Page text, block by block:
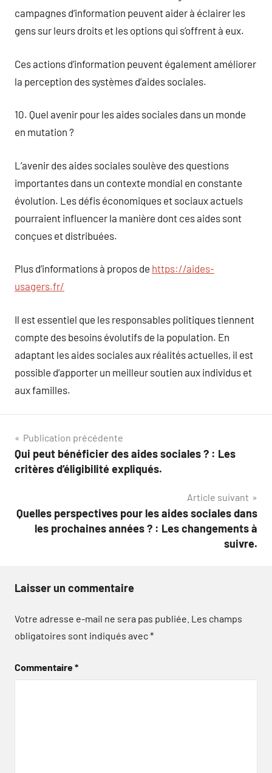
campagnes d’information peuvent aider à éclairer les
gens sur leurs droits et les options qui s’offrent à eux.
Ces actions d’information peuvent également améliorer
la perception des systèmes d’aides sociales.
10. Quel avenir pour les aides sociales dans un monde
en mutation ?
L’avenir des aides sociales soulève des questions
importantes dans un contexte mondial en constante
évolution. Les défis économiques et sociaux actuels
pourraient influencer la manière dont ces aides sont
conçues et distribuées.
Plus d’informations à propos de https://aides-
usagers.fr/
Il est essentiel que les responsables politiques tiennent
compte des besoins évolutifs de la population. En
adaptant les aides sociales aux réalités actuelles, il est
possible d’apporter un meilleur soutien aux individus et
aux familles.
Navigation
de
Publication précédente
Qui peut bénéficier des aides sociales ? : Les
critères d’éligibilité expliqués.
Article suivant
Quelles perspectives pour les aides sociales dans
les prochaines années ? : Les changements à
suivre.
Laisser un commentaire
Votre adresse e-mail ne sera pas publiée. Les champs
obligatoires sont indiqués avec*
Commentaire*